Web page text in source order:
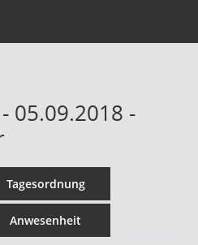
05.09.2018 -
Tagesordnung
Anwesenheit